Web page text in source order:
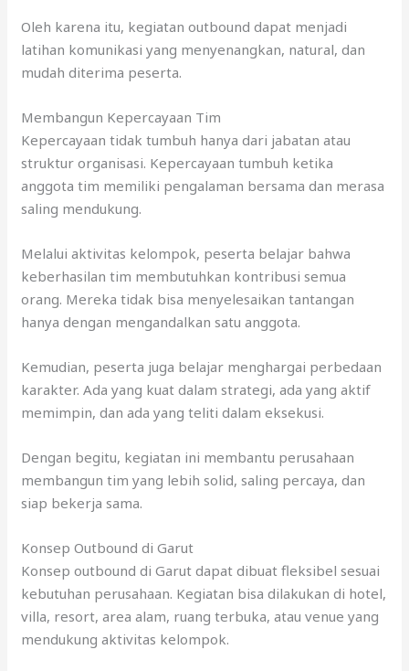
Oleh karena itu, kegiatan outbound dapat menjadi
latihan komunikasi yang menyenangkan, natural, dan
mudah diterima peserta.
Membangun Kepercayaan Tim
Kepercayaan tidak tumbuh hanya dari jabatan atau
struktur organisasi. Kepercayaan tumbuh ketika
anggota tim memiliki pengalaman bersama dan merasa
saling mendukung.
Melalui aktivitas kelompok, peserta belajar bahwa
keberhasilan tim membutuhkan kontribusi semua
orang. Mereka tidak bisa menyelesaikan tantangan
hanya dengan mengandalkan satu anggota.
Kemudian, peserta juga belajar menghargai perbedaan
karakter. Ada yang kuat dalam strategi, ada yang aktif
memimpin, dan ada yang teliti dalam eksekusi.
Dengan begitu, kegiatan ini membantu perusahaan
membangun tim yang lebih solid, saling percaya, dan
siap bekerja sama.
Konsep Outbound di Garut
Konsep outbound di Garut dapat dibuat fleksibel sesuai
kebutuhan perusahaan. Kegiatan bisa dilakukan di hotel,
villa, resort, area alam, ruang terbuka, atau venue yang
mendukung aktivitas kelompok.